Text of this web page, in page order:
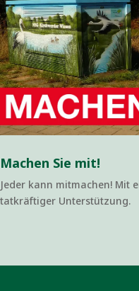
Machen Sie mit!
Jeder kann mitmachen! Mit
tatkräftiger Unterstützung.